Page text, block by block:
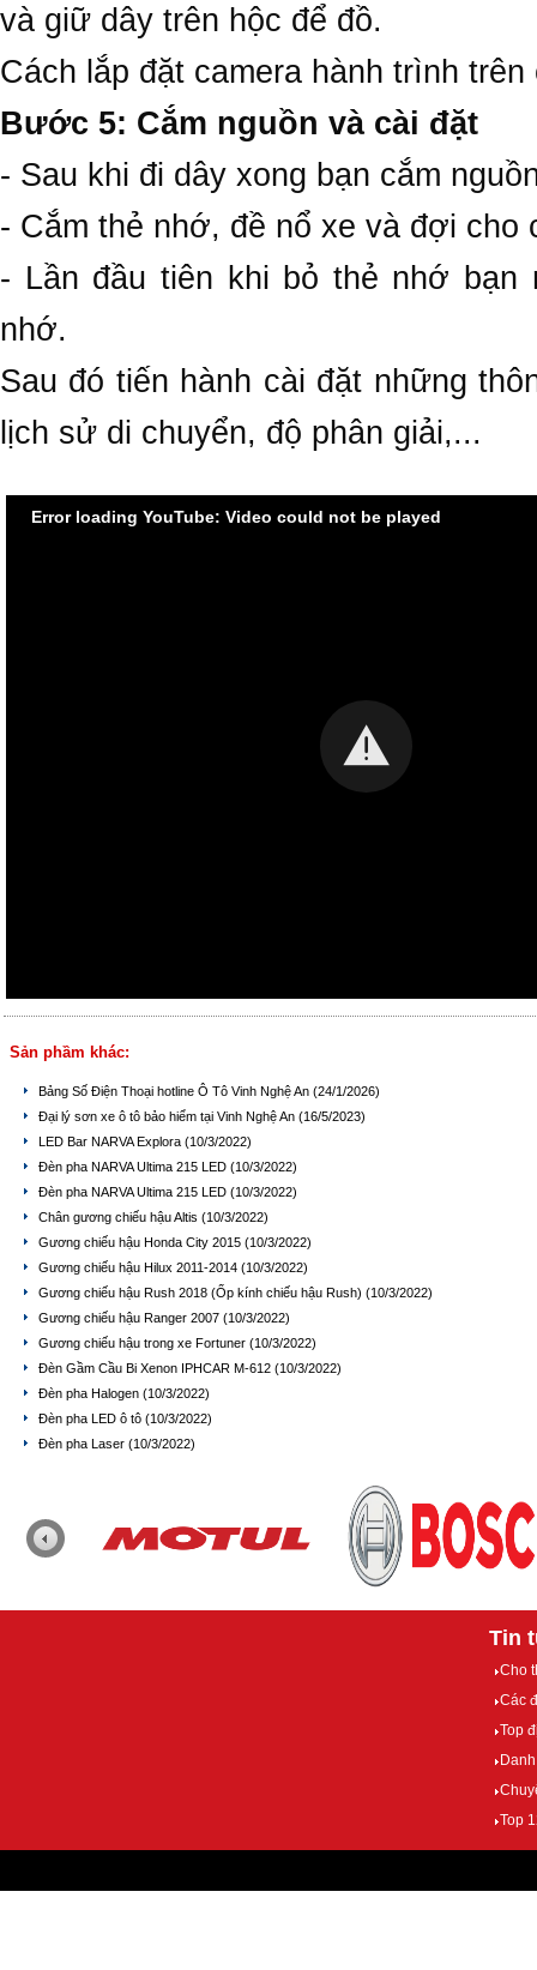
và giữ dây trên hộc để đồ.
Cách lắp đặt camera hành trình
Bước 5: Cắm nguồn và cài đặt
- Sau khi đi dây xong bạn cắm
- Cắm thẻ nhớ, đề nổ xe và đợi cho
- Lần đầu tiên khi bỏ thẻ nhớ bạn
nhớ.
Sau đó tiến hành cài đặt những
lịch sử di chuyển, độ phân giải,...
Error loading YouTube: Video could not be played
Sản phầm khác:
Bảng Số Điện Thoại hotline Ô Tô Vinh Nghệ An (24/1/2026)
Đại lý sơn xe ô tô bảo hiểm tại Vinh Nghệ An (16/5/2023)
LED Bar NARVA Explora (10/3/2022)
Đèn pha NARVA Ultima 215 LED (10/3/2022)
Đèn pha NARVA Ultima 215 LED (10/3/2022)
Chân gương chiếu hậu Altis (10/3/2022)
Gương chiếu hậu Honda City 2015 (10/3/2022)
Gương chiếu hậu Hilux 2011-2014 (10/3/2022)
Gương chiếu hậu Rush 2018 (Ốp kính chiếu hậu Rush) (10/3/2022)
Gương chiếu hậu Ranger 2007 (10/3/2022)
Gương chiếu hậu trong xe Fortuner (10/3/2022)
Đèn Gầm Cầu Bi Xenon IPHCAR M-612 (10/3/2022)
Đèn pha Halogen (10/3/2022)
Đèn pha LED ô tô (10/3/2022)
Đèn pha Laser (10/3/2022)
Tin
Cho
Các
Top
Top